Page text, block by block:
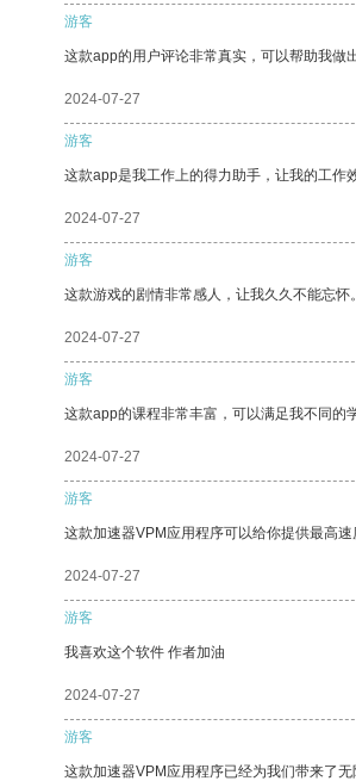
游客
这款app的用户评论非常真实，可以帮助我做
2024-07-27
游客
这款app是我工作上的得力助手，让我的工作
2024-07-27
游客
这款游戏的剧情非常感人，让我久久不能忘怀。
2024-07-27
游客
这款app的课程非常丰富，可以满足我不同的
2024-07-27
游客
这款加速器VPM应用程序可以给你提供最高速
2024-07-27
游客
我喜欢这个软件 作者加油
2024-07-27
游客
这款加速器VPM应用程序已经为我们带来了无